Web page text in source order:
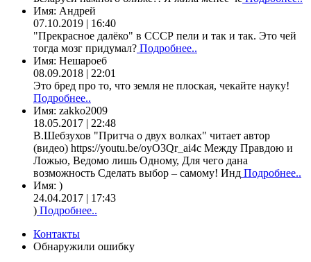
Имя: Андрей
07.10.2019 | 16:40
"Прекрасное далёко" в СССР пели и так и так. Это чей
тогда мозг придумал? Подробнее..
Имя: Нешароеб
08.09.2018 | 22:01
Это бред про то, что земля не плоская, чекайте науку!
Подробнее..
Имя: zakko2009
18.05.2017 | 22:48
В.Шебзухов "Притча о двух волках" читает автор
(видео) https://youtu.be/oyO3Qr_ai4c Между Правдою и
Ложью, Ведомо лишь Одному, Для чего дана
возможность Сделать выбор – самому! Инд Подробнее..
Имя: )
24.04.2017 | 17:43
) Подробнее..
Контакты
Обнаружили ошибку